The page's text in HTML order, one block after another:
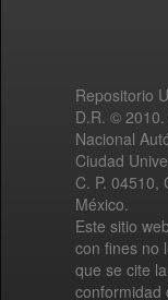
Repositorio
D.R. ©
Nacional
Ciudad
C. P. 04510,
México.
Este sitio
con fines no
que se cite
conformidad